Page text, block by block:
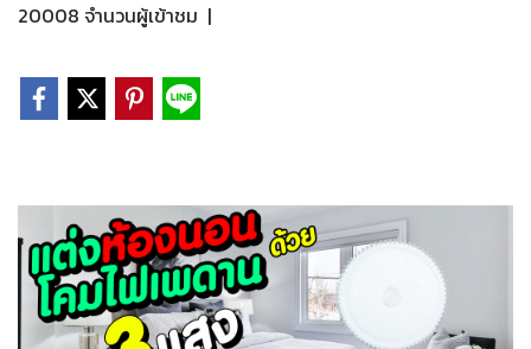
20008 จำนวนผู้เข้าชม |